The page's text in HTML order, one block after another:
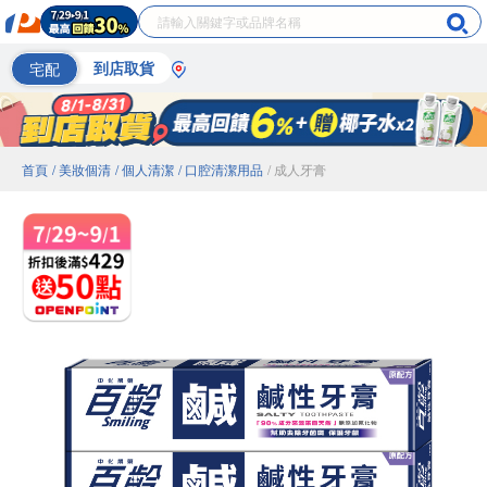
宅配 到店取貨
首頁 / 美妝個清 / 個人清潔 / 口腔清潔用品 / 成人牙膏